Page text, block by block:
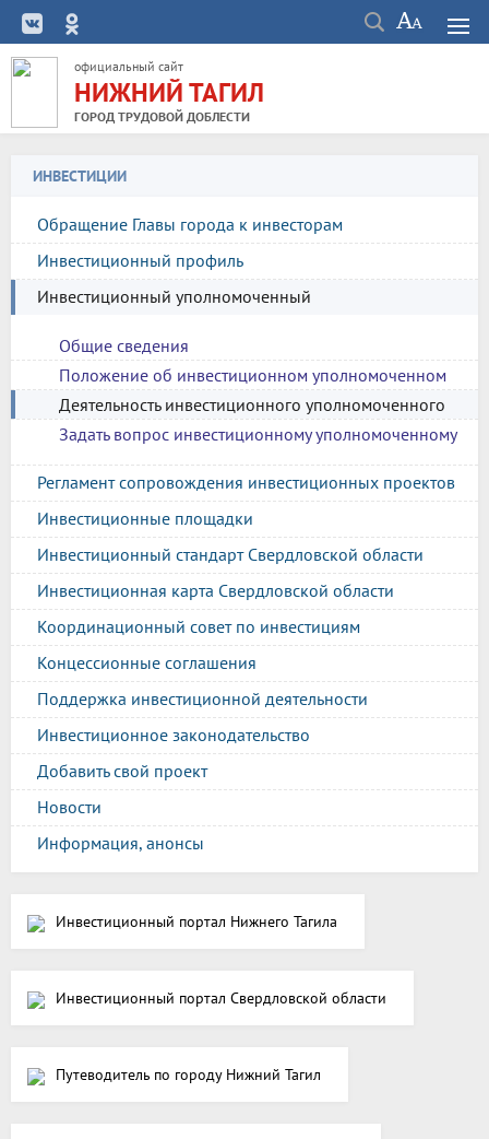
официальный сайт
НИЖНИЙ ТАГИЛ
ГОРОД ТРУДОВОЙ ДОБЛЕСТИ
ИНВЕСТИЦИИ
Обращение Главы города к инвесторам
Инвестиционный профиль
Инвестиционный уполномоченный
Общие сведения
Положение об инвестиционном уполномоченном
Деятельность инвестиционного уполномоченного
Задать вопрос инвестиционному уполномоченному
Регламент сопровождения инвестиционных проектов
Инвестиционные площадки
Инвестиционный стандарт Свердловской области
Инвестиционная карта Свердловской области
Координационный совет по инвестициям
Концессионные соглашения
Поддержка инвестиционной деятельности
Инвестиционное законодательство
Добавить свой проект
Новости
Информация, анонсы
Инвестиционный портал Нижнего Тагила
Инвестиционный портал Свердловской области
Путеводитель по городу Нижний Тагил